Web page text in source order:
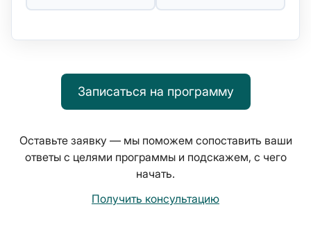
Записаться на программу
Оставьте заявку — мы поможем сопоставить ваши
ответы с целями программы и подскажем, с чего
начать.
Получить консультацию